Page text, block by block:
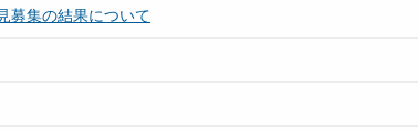
募集の結果について